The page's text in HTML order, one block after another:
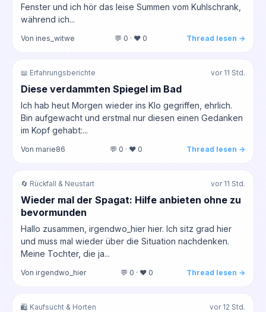
Fenster und ich hör das leise Summen vom Kuhlschrank,
während ich...
Von ines_witwe 💬 0 · ❤️ 0 Thread lesen →
📖 Erfahrungsberichte vor 11 Std.
Diese verdammten Spiegel im Bad
Ich hab heut Morgen wieder ins Klo gegriffen, ehrlich.
Bin aufgewacht und erstmal nur diesen einen Gedanken
im Kopf gehabt:...
Von marie86 💬 0 · ❤️ 0 Thread lesen →
🔄 Rückfall & Neustart vor 11 Std.
Wieder mal der Spagat: Hilfe anbieten ohne zu
bevormunden
Hallo zusammen, irgendwo_hier hier. Ich sitz grad hier
und muss mal wieder über die Situation nachdenken.
Meine Tochter, die ja...
Von irgendwo_hier 💬 0 · ❤️ 0 Thread lesen →
🛍️ Kaufsucht & Horten vor 12 Std.